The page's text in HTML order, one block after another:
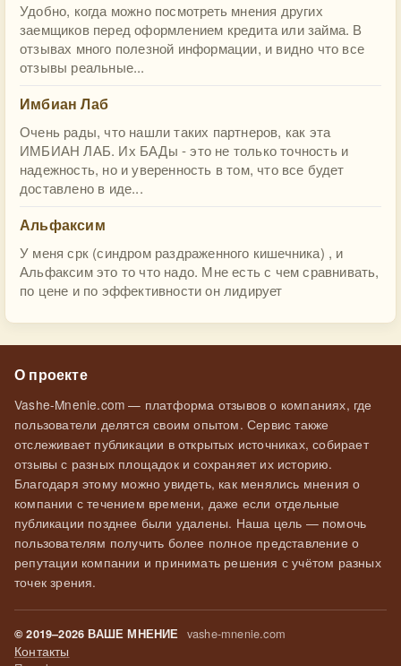
Удобно, когда можно посмотреть мнения других
заемщиков перед оформлением кредита или займа. В
отзывах много полезной информации, и видно что все
отзывы реальные...
Имбиан Лаб
Очень рады, что нашли таких партнеров, как эта
ИМБИАН ЛАБ. Их БАДы - это не только точность и
надежность, но и уверенность в том, что все будет
доставлено в иде...
Альфаксим
У меня срк (синдром раздраженного кишечника) , и
Альфаксим это то что надо. Мне есть с чем сравнивать,
по цене и по эффективности он лидирует
О проекте
Vashe-Mnenie.com — платформа отзывов о компаниях, где
пользователи делятся своим опытом. Сервис также
отслеживает публикации в открытых источниках, собирает
отзывы с разных площадок и сохраняет их историю.
Благодаря этому можно увидеть, как менялись мнения о
компании с течением времени, даже если отдельные
публикации позднее были удалены. Наша цель — помочь
пользователям получить более полное представление о
репутации компании и принимать решения с учётом разных
точек зрения.
© 2019–2026 ВАШЕ МНЕНИЕ vashe-mnenie.com
Контакты